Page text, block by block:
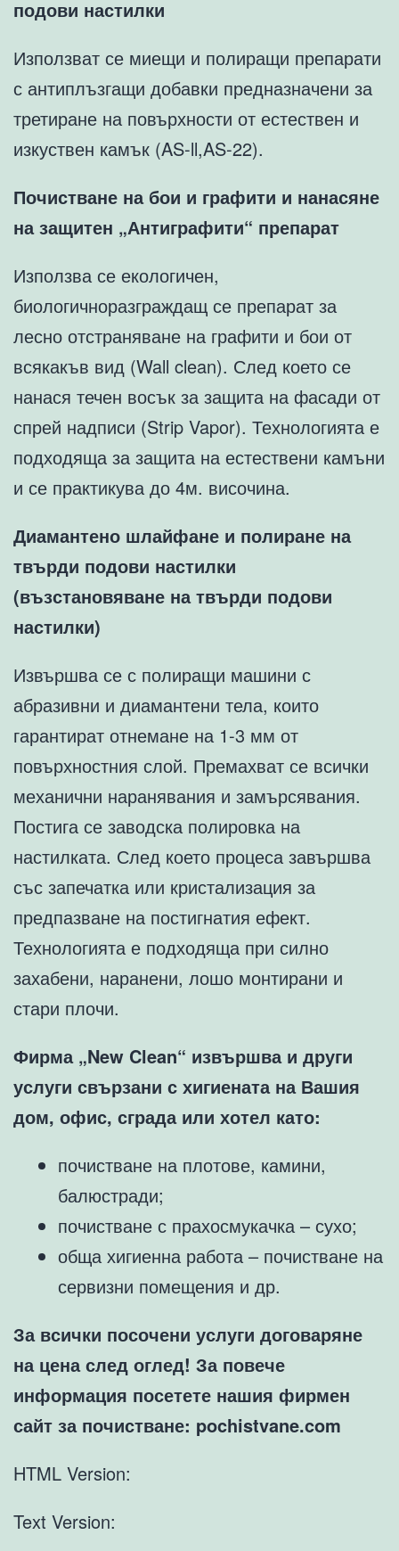
подови настилки
Използват се миещи и полиращи препарати
с антиплъзгащи добавки предназначени за
третиране на повърхности от естествен и
изкуствен камък (AS-ll,AS-22).
Почистване на бои и графити и нанасяне
на защитен „Антиграфити“ препарат
Използва се екологичен,
биологичноразграждащ се препарат за
лесно отстраняване на графити и бои от
всякакъв вид (Wall clean). След което се
нанася течен восък за защита на фасади от
спрей надписи (Strip Vapor). Технологията е
подходяща за защита на естествени камъни
и се практикува до 4м. височина.
Диамантено шлайфане и полиране на
твърди подови настилки
(възстановяване на твърди подови
настилки)
Извършва се с полиращи машини с
абразивни и диамантени тела, които
гарантират отнемане на 1-3 мм от
повърхностния слой. Премахват се всички
механични наранявания и замърсявания.
Постига се заводска полировка на
настилката. След което процеса завършва
със запечатка или кристализация за
предпазване на постигнатия ефект.
Технологията е подходяща при силно
захабени, наранени, лошо монтирани и
стари плочи.
Фирма „New Clean“ извършва и други
услуги свързани с хигиената на Вашия
дом, офис, сграда или хотел като:
почистване на плотове, камини,
балюстради;
почистване с прахосмукачка – сухо;
обща хигиенна работа – почистване на
сервизни помещения и др.
За всички посочени услуги договаряне
на цена след оглед! За повече
информация посетете нашия фирмен
сайт за почистване: pochistvane.com
HTML Version:
Text Version: